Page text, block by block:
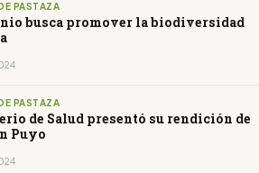
PASTAZA
busca promover la biodiversidad
PASTAZA
de Salud presentó su rendición de
Puyo